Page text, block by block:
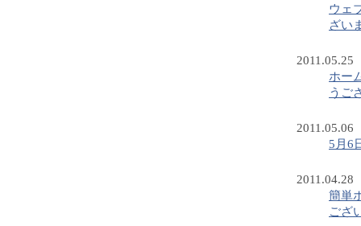
ウェ
ざい
2011.05.25
ホー
うご
2011.05.06
5月6
2011.04.28
簡単
ござ